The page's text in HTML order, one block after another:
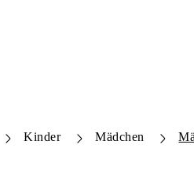
Kinder Mädchen